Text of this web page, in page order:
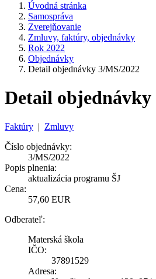
Úvodná stránka
Samospráva
Zverejňovanie
Zmluvy, faktúry, objednávky
Rok 2022
Objednávky
Detail objednávky 3/MS/2022
Detail objednávky
Faktúry | Zmluvy
Číslo objednávky:
3/MS/2022
Popis plnenia:
aktualizácia programu ŠJ
Cena:
57,60 EUR
Odberateľ:
Materská škola
IČO:
37891529
Adresa: